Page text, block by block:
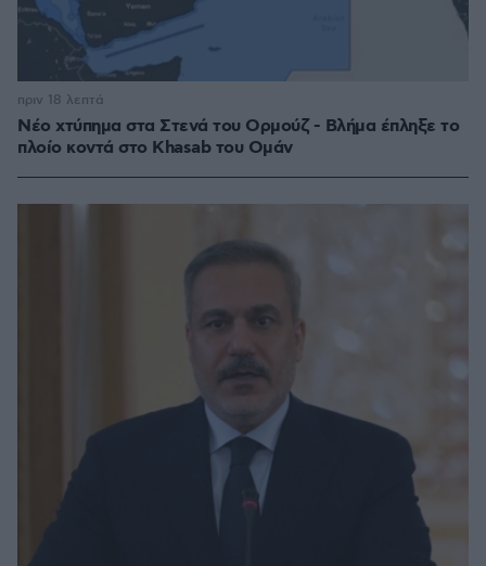
Νέο χτύπημα στα Στενά του Ορμούζ - Βλήμα έπληξε το
πλοίο κοντά στο Khasab του Ομάν
πριν 18 λεπτά